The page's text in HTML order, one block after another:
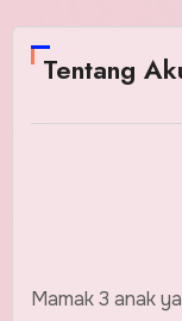
Tentang
Mamak 3 anak